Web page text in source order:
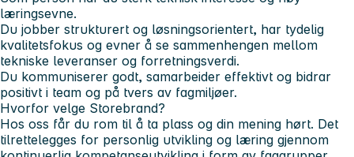
læringsevne.
Du jobber strukturert og løsningsorientert, har tydelig
kvalitetsfokus og evner å se sammenhengen mellom
tekniske leveranser og forretningsverdi.
Du kommuniserer godt, samarbeider effektivt og bidrar
positivt i team og på tvers av fagmiljøer.
Hvorfor velge Storebrand?
Hos oss får du rom til å ta plass og din mening hørt. Det
tilrettelegges for personlig utvikling og læring gjennom